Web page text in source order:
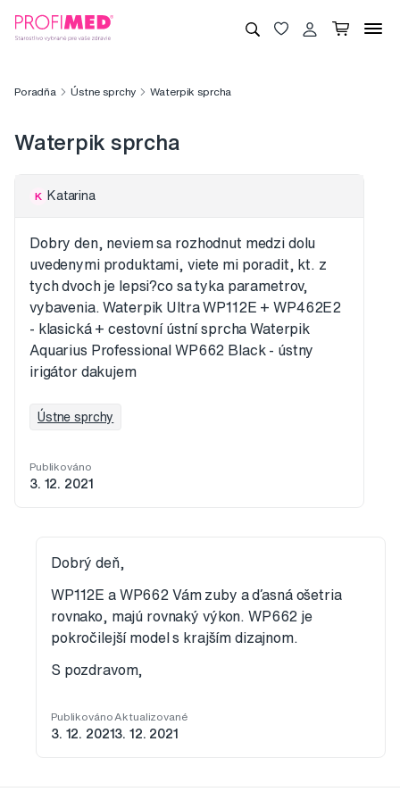
Poradňa Ústne sprchy Waterpik sprcha
Waterpik sprcha
K Katarina
Dobry den, neviem sa rozhodnut medzi dolu
uvedenymi produktami, viete mi poradit, kt. z
tych dvoch je lepsi?co sa tyka parametrov,
vybavenia. Waterpik Ultra WP112E + WP462E2
- klasická + cestovní ústní sprcha Waterpik
Aquarius Professional WP662 Black - ústny
irigátor dakujem
Ústne sprchy
Publikováno
3. 12. 2021
Dobrý deň,
WP112E a WP662 Vám zuby a ďasná ošetria
rovnako, majú rovnaký výkon. WP662 je
pokročilejší model s krajším dizajnom.
S pozdravom,
Publikováno
3. 12. 2021
Aktualizované
3. 12. 2021